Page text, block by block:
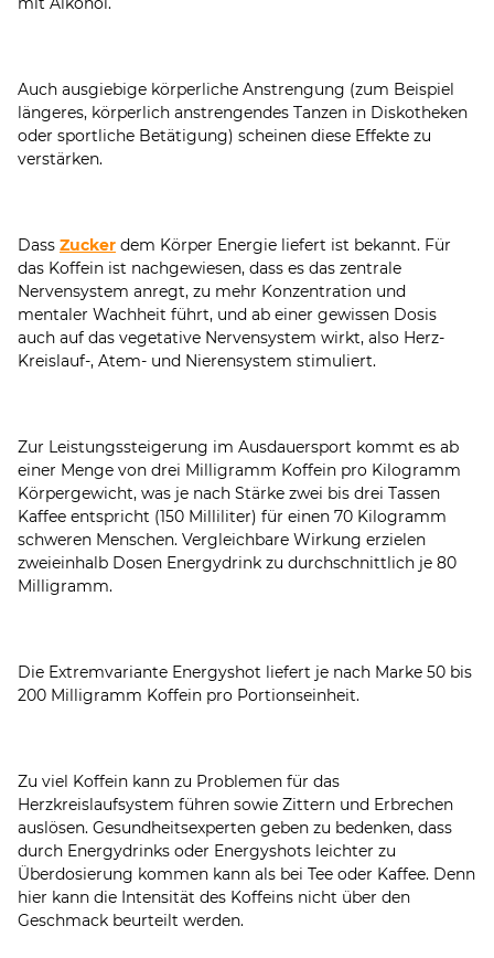
Auch ausgiebige körperliche Anstrengung (zum Beispiel
längeres, körperlich anstrengendes Tanzen in Diskotheken
oder sportliche Betätigung) scheinen diese Effekte zu
verstärken.
Dass Zucker dem Körper Energie liefert ist bekannt. Für
das Koffein ist nachgewiesen, dass es das zentrale
Nervensystem anregt, zu mehr Konzentration und
mentaler Wachheit führt, und ab einer gewissen Dosis
auch auf das vegetative Nervensystem wirkt, also Herz-
Kreislauf-, Atem- und Nierensystem stimuliert.
Zur Leistungssteigerung im Ausdauersport kommt es ab
einer Menge von drei Milligramm Koffein pro Kilogramm
Körpergewicht, was je nach Stärke zwei bis drei Tassen
Kaffee entspricht (150 Milliliter) für einen 70 Kilogramm
schweren Menschen. Vergleichbare Wirkung erzielen
zweieinhalb Dosen Energydrink zu durchschnittlich je 80
Milligramm.
Die Extremvariante Energyshot liefert je nach Marke 50 bis
200 Milligramm Koffein pro Portionseinheit.
Zu viel Koffein kann zu Problemen für das
Herzkreislaufsystem führen sowie Zittern und Erbrechen
auslösen. Gesundheitsexperten geben zu bedenken, dass
durch Energydrinks oder Energyshots leichter zu
Überdosierung kommen kann als bei Tee oder Kaffee. Denn
hier kann die Intensität des Koffeins nicht über den
Geschmack beurteilt werden.